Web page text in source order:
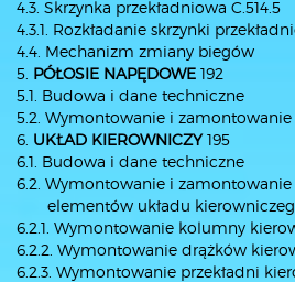
4.3. Skrzynka przekładniowa C.514.5
4.3.1. Rozkładanie skrzynki
4.4. Mechanizm zmiany biegów
5. PÓŁOSIE NAPĘDOWE 192
5.1. Budowa i dane techniczne
5.2. Wymontowanie i zamontowanie
6. UKŁAD KIEROWNICZY195
6.1. Budowa i dane techniczne
6.2. Wymontowanie i zamontowanie
elementów układu
6.2.1. Wymontowanie kolumny
6.2.2. Wymontowanie drążków
6.2.3. Wymontowanie przekładni